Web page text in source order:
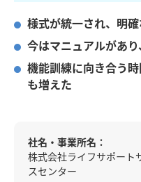
様式が統一され、明
今はマニュアルがあ
機能訓練に向き合う
も増えた
社名・事業所名：
株式会社ライフサポー
スセンター